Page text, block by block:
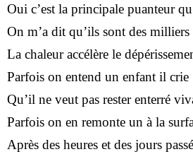
Oui c’est la principale puanteur
On m’a dit qu’ils sont des milliers
La chaleur accélère le
Parfois on entend un enfant il crie
Qu’il ne veut pas rester enterré
Parfois on en remonte un à la
Après des heures et des jours